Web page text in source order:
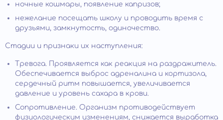
ночные кошмары, появление капризов;
нежелание посещать школу и проводить время с
друзьями, замкнутость, одиночество.
Стадии и признаки их наступления:
Тревога. Проявляется как реакция на раздражитель.
Обеспечивается выброс адреналина и кортизола,
сердечный ритм повышается, увеличивается
давление и уровень сахара в крови.
Сопротивление. Организм противодействует
физиологическим изменениям, снижается выработка